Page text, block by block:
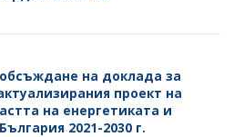
на доклада за
проект на
на енергетиката и
2021-2030 г.
ЗА ИЗБОР НА РЪКОВОДНИ
В ДЪРЖАВНАТА
УЧАСТИЕ